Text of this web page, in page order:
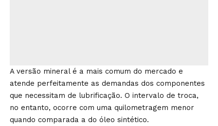
A versão mineral é a mais comum do mercado e
atende perfeitamente as demandas dos componentes
que necessitam de lubrificação. O intervalo de troca,
no entanto, ocorre com uma quilometragem menor
quando comparada a do óleo sintético.